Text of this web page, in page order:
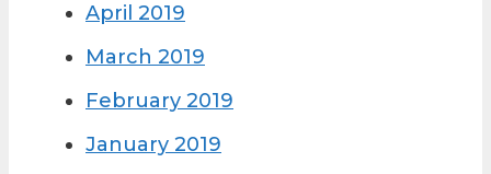
April 2019
March 2019
February 2019
January 2019